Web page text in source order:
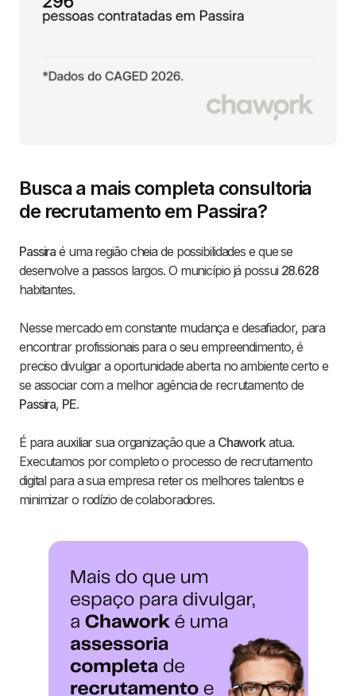
Busca a mais completa consultoria
de recrutamento em Passira?
Passira é uma região cheia de possibilidades e que se
desenvolve a passos largos. O município já possui 28.628
habitantes.
Nesse mercado em constante mudança e desafiador, para
encontrar profissionais para o seu empreendimento, é
preciso divulgar a oportunidade aberta no ambiente certo e
se associar com a melhor agência de recrutamento de
Passira, PE.
É para auxiliar sua organização que a Chaworkatua.
Executamos por completo o processo de recrutamento
digital para a sua empresa reter os melhores talentos e
minimizar o rodízio de colaboradores.